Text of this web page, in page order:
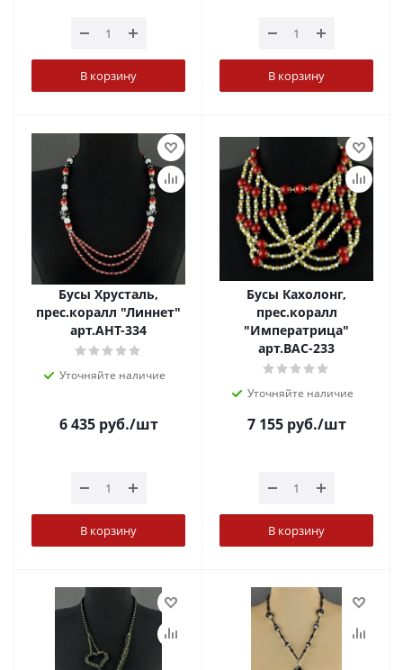
В корзину В корзину
Бусы Хрусталь,
прес.коралл "Линнет"
арт.АНТ-334
Уточняйте наличие
6 435руб./шт
В корзину
Бусы Кахолонг,
прес.коралл
"Императрица"
арт.ВАС-233
Уточняйте наличие
7 155руб./шт
В корзину